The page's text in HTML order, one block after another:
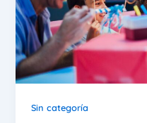
Sin categoría